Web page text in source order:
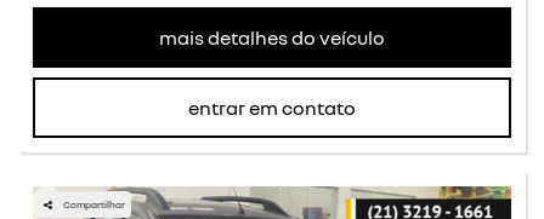
mais detalhes do veículo
entrar em contato
Compartilhar